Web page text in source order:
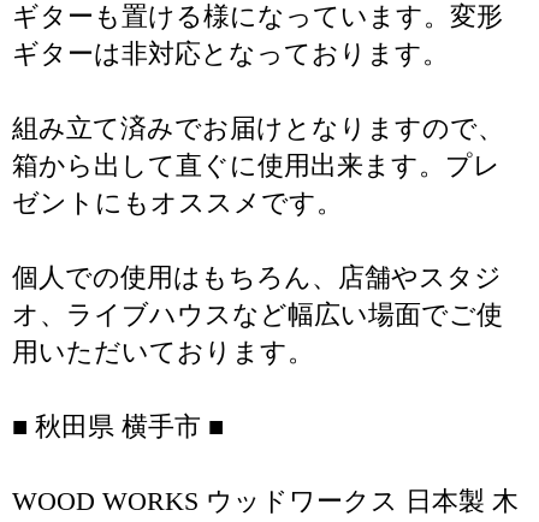
ギターも置ける様になっています。変形
ギターは非対応となっております。
組み立て済みでお届けとなりますので、
箱から出して直ぐに使用出来ます。プレ
ゼントにもオススメです。
個人での使用はもちろん、店舗やスタジ
オ、ライブハウスなど幅広い場面でご使
用いただいております。
■ 秋田県 横手市 ■
WOOD WORKS ウッドワークス 日本製 木